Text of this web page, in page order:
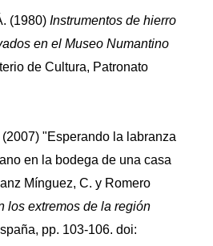
(1980) Instrumentos de hierro
en el Museo Numantino
de Cultura, Patronato
"Esperando la labranza
en la bodega de una casa
Mínguez, C. y Romero
los extremos de la región
pp. 103-106. doi: